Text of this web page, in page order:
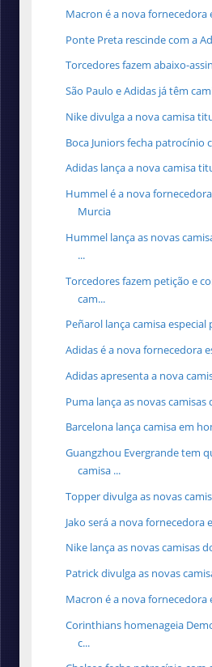
Macron é a nova
Ponte Preta rescinde com a
Torcedores fazem abaixo-
São Paulo e Adidas já têm
Nike divulga a nova camisa
Boca Juniors fecha patrocínio
Adidas lança a nova camisa
Hummel é a nova
Murcia
Hummel lança as novas
...
Torcedores fazem petição e
cam...
Peñarol lança camisa
Adidas é a nova fornecedora
Adidas apresenta a nova
Puma lança as novas
Barcelona lança camisa em
Guangzhou Evergrande tem
camisa ...
Topper divulga as novas
Jako será a nova
Nike lança as novas camisas
Patrick divulga as novas
Macron é a nova fornecedora
Corinthians homenageia
c...